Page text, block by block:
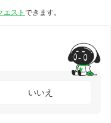
エスト できます。
いいえ